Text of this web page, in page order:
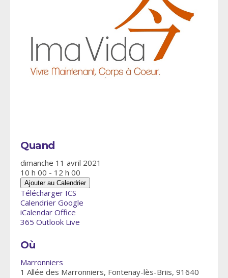
Quand
dimanche 11 avril 2021
10 h 00 - 12 h 00
Ajouter au Calendrier
Télécharger ICS
Calendrier Google
iCalendar Office
365 Outlook Live
Où
Marronniers
1 Allée des Marronniers, Fontenay-lès-Briis, 91640